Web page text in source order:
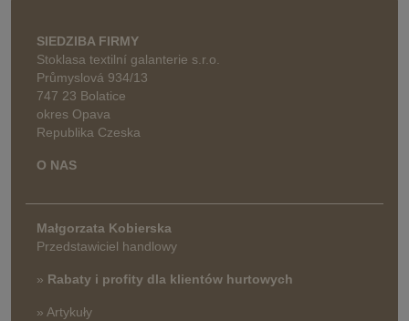
SIEDZIBA FIRMY
Stoklasa textilní galanterie s.r.o.
Průmyslová 934/13
747 23 Bolatice
okres Opava
Republika Czeska
O NAS
Małgorzata Kobierska
Przedstawiciel handlowy
» Rabaty i profity dla klientów hurtowych
» Artykuły